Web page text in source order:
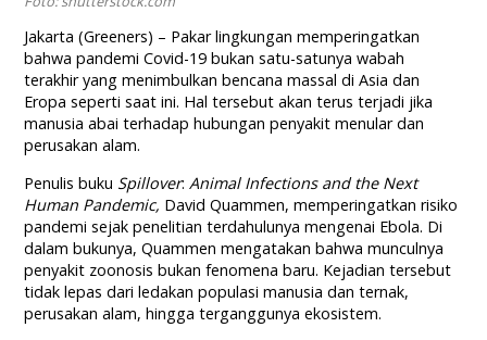
Jakarta (Greeners) – Pakar lingkungan memperingatkan
bahwa pandemi Covid-19 bukan satu-satunya wabah
terakhir yang menimbulkan bencana massal di Asia dan
Eropa seperti saat ini. Hal tersebut akan terus terjadi jika
manusia abai terhadap hubungan penyakit menular dan
perusakan alam.
Penulis buku Spillover:Animal Infections and the Next
Human Pandemic, David Quammen, memperingatkan risiko
pandemi sejak penelitian terdahulunya mengenai Ebola. Di
dalam bukunya, Quammen mengatakan bahwa munculnya
penyakit zoonosis bukan fenomena baru. Kejadian tersebut
tidak lepas dari ledakan populasi manusia dan ternak,
perusakan alam, hingga terganggunya ekosistem.